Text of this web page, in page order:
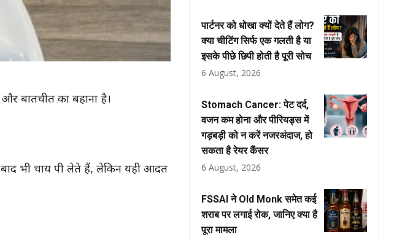
बातचीत का बहाना है।
भी चाय पी लेते हैं, लेकिन यही आदत
पार्टनर को धोखा क्यों देते हैं लोग?
क्या चीटिंग सिर्फ एक गलती है या
इसके पीछे छिपी होती है पूरी सोच
6 August, 2026
Stomach Cancer: पेट दर्द,
वजन कम होना और पीरियड्स में
गड़बड़ी को न करें नजरअंदाज, हो
सकता है रेयर कैंसर
6 August, 2026
FSSAI ने Old Monk समेत कई
शराब पर लगाई रोक, जानिए क्या है
पूरा मामला